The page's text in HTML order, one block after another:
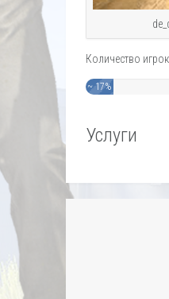
Количество
~ 17%
Услуги